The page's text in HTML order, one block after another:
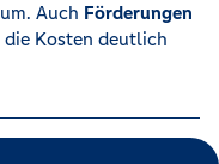
Auch Förderungen
Kosten deutlich